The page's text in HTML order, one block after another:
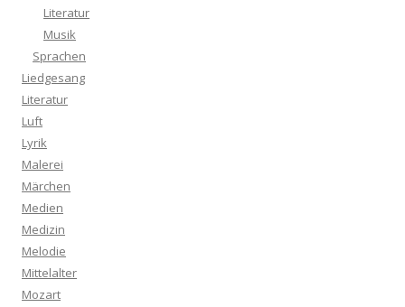
Literatur
Musik
Sprachen
Liedgesang
Literatur
Luft
Lyrik
Malerei
Märchen
Medien
Medizin
Melodie
Mittelalter
Mozart